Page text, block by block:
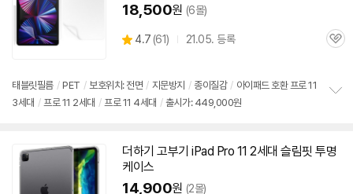
18,500원 (6몰)
별
4.7 (상
뷰
61) 21.05. 등록
관
태블릿필름 / PET / 보호위치: 전면 / 지문방지 / 종이질감 / 아이패드호환프로11
3세대 / 프로11 2세대 / 프로11 4세대 / 출시가: 449,000원
치
더하기 고부기 iPad Pro 11 2세대 슬림핏 투명
케이스
14,900원 (2몰)